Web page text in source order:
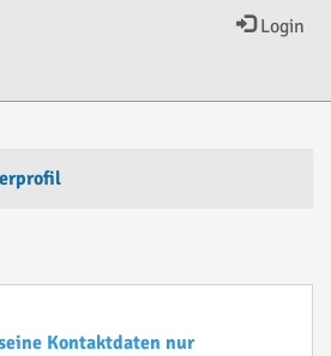
Login
Kontaktdaten nur